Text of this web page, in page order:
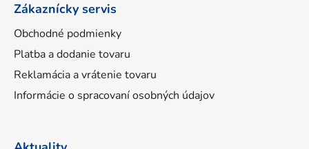
Zákaznícky servis
Obchodné podmienky
Platba a dodanie tovaru
Reklamácia a vrátenie tovaru
Informácie o spracovaní osobných údajov